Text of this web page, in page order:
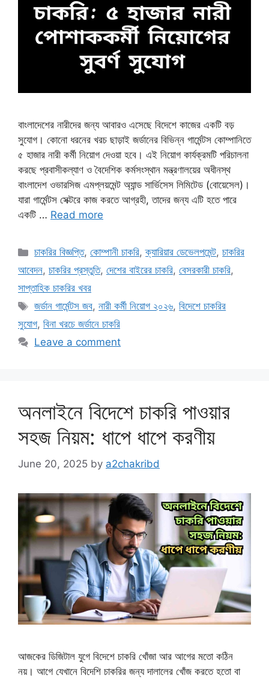
বাংলাদেশের নারীদের জন্য আবারও এসেছে বিদেশে কাজের একটি বড়
সুযোগ। কোনো ধরনের খরচ ছাড়াই জর্ডানের বিভিন্ন গার্মেন্টস কোম্পানিতে
৫ হাজার নারী কর্মী নিয়োগ দেওয়া হবে। এই নিয়োগ কার্যক্রমটি পরিচালনা
করছে প্রবাসীকল্যাণ ও বৈদেশিক কর্মসংস্থান মন্ত্রণালয়ের অধীনস্থ
বাংলাদেশ ওভারসিজ এমপ্লয়মেন্ট অ্যান্ড সার্ভিসেস লিমিটেড (বোয়েসেল)।
যারা গার্মেন্টস সেক্টরে কাজ করতে আগ্রহী, তাদের জন্য এটি হতে পারে
একটি … Read more
Categories
চাকরির বিজ্ঞপ্তি,কোম্পানী চাকরি,ক্যারিয়ার ডেভেলপমেন্ট,চাকরির
আবেদন, চাকরির প্রস্তুতি, দেশের বাইরের চাকরি, বেসরকারী চাকরি,
সাপ্তাহিক চাকরির খবর
Tags
জর্ডান গার্মেন্টস জব,নারী কর্মী নিয়োগ ২০২৬,বিদেশে চাকরির
সুযোগ, বিনা খরচে জর্ডানে চাকরি
Leave a comment
অনলাইনে বিদেশে চাকরি পাওয়ার
সহজ নিয়ম: ধাপে ধাপে করণীয়
June 20, 2025 by a2chakribd
আজকের ডিজিটাল যুগে বিদেশে চাকরি খোঁজা আর আগের মতো কঠিন
নয়। আগে যেখানে বিদেশি চাকরির জন্য দালালের খোঁজ করতে হতো বা